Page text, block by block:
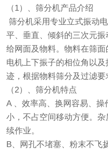
（1）、筛分机产品介绍
筛分机采用专业立式振动
平、垂直、倾斜的三次元
给网面及物料。物料在筛
电机上下振子的相位角以
迹，根据物料筛分及过滤要
（2）、筛分机特点
A 、效率高、换网容易、
小，不占空间移动方便。
续作业。
B、网孔不堵塞、粉末不飞